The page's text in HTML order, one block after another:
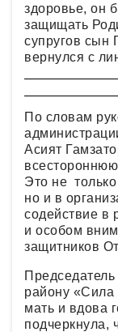
здоровье, он
защищать
супругов сын
вернулся с
По словам
Асият
Это не
но и в
содействие в
и особом
защитников
району «Сила
мать и вдова
подчеркнула,